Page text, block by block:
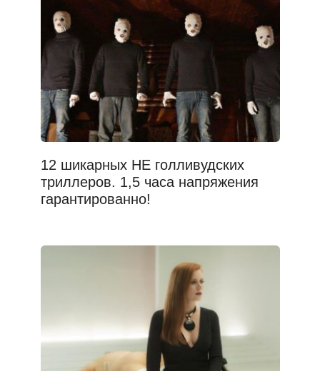
12 шикарных НЕ голливудских
триллеров. 1,5 часа напряжения
гарантированно!